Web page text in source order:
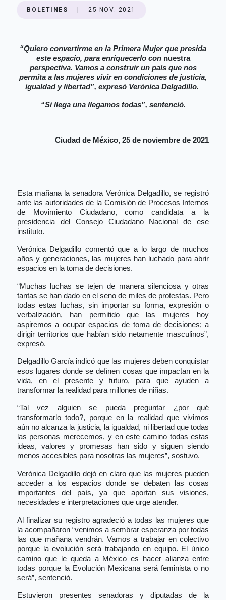
BOLETINES 25 NOV. 2021
“Quiero convertirme en la Primera Mujer que presida
este espacio, para enriquecerlo con nuestra
perspectiva. Vamos a construir un país que nos
permita a las mujeres vivir en condiciones de justicia,
igualdad y libertad”, expresó Verónica Delgadillo.
“Si llega una llegamos todas”, sentenció.
Ciudad de México, 25 de noviembre de 2021
Esta mañana la senadora Verónica Delgadillo, se registró
ante las autoridades de la Comisión de Procesos Internos
de Movimiento Ciudadano, como candidata a la
presidencia del Consejo Ciudadano Nacional de ese
instituto.
Verónica Delgadillo comentó que a lo largo de muchos
años y generaciones, las mujeres han luchado para abrir
espacios en la toma de decisiones.
“Muchas luchas se tejen de manera silenciosa y otras
tantas se han dado en el seno de miles de protestas. Pero
todas estas luchas, sin importar su forma, expresión o
verbalización, han permitido que las mujeres hoy
aspiremos a ocupar espacios de toma de decisiones; a
dirigir territorios que habían sido netamente masculinos”,
expresó.
Delgadillo García indicó que las mujeres deben conquistar
esos lugares donde se definen cosas que impactan en la
vida, en el presente y futuro, para que ayuden a
transformar la realidad para millones de niñas.
“Tal vez alguien se pueda preguntar ¿por qué
transformarlo todo?, porque en la realidad que vivimos
aún no alcanza la justicia, la igualdad, ni libertad que todas
las personas merecemos, y en este camino todas estas
ideas, valores y promesas han sido y siguen siendo
menos accesibles para nosotras las mujeres”, sostuvo.
Verónica Delgadillo dejó en claro que las mujeres pueden
acceder a los espacios donde se debaten las cosas
importantes del país, ya que aportan sus visiones,
necesidades e interpretaciones que urge atender.
Al finalizar su registro agradeció a todas las mujeres que
la acompañaron “venimos a sembrar esperanza por todas
las que mañana vendrán. Vamos a trabajar en colectivo
porque la evolución será trabajando en equipo. El único
camino que le queda a México es hacer alianza entre
todas porque la Evolución Mexicana será feminista o no
será”, sentenció.
Estuvieron presentes senadoras y diputadas de la